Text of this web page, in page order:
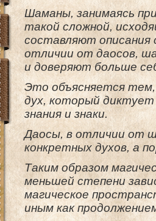
Шаманы, занимаясь
такой сложной,
составляют описания
отличии от даосов,
и доверяют больше
Это объясняется
дух, который
знания и знаки.
Даосы, в отличии от
конкретных духов, а
Таким образом
меньшей степени
магическое
иным как